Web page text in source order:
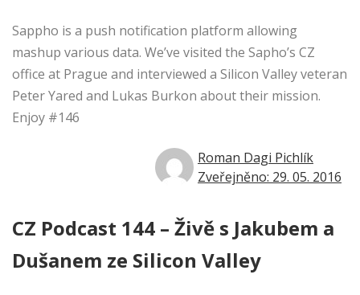
Sappho is a push notification platform allowing
mashup various data. We’ve visited the Sapho’s CZ
office at Prague and interviewed a Silicon Valley veteran
Peter Yared and Lukas Burkon about their mission.
Enjoy #146
Roman Dagi Pichlík
Zveřejněno: 29. 05. 2016
CZ Podcast 144 – Živě s Jakubem a
Dušanem ze Silicon Valley